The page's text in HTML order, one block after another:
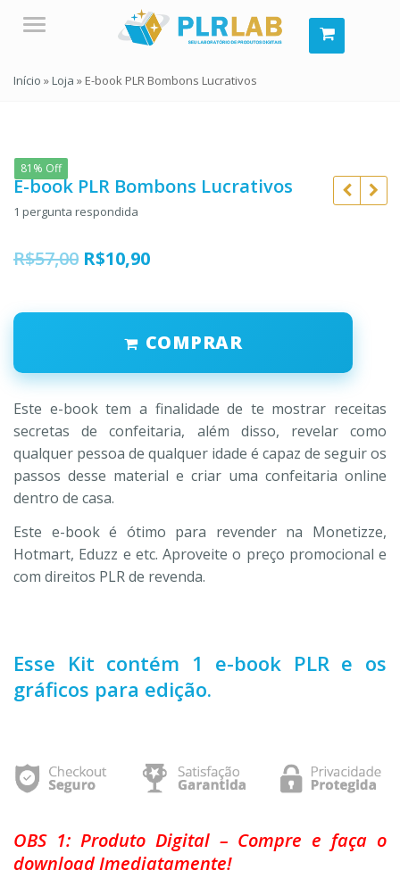
Menu
Início »Loja » E-book PLR Bombons Lucrativos
81% Off
E-book PLR Bombons Lucrativos
1 pergunta respondida
R$57,00 O
original
R$57,00.
R$10,90O
atual
é:
R$10,90.
COMPRAR
Este e-book tem a finalidade de te mostrar receitas
secretas de confeitaria, além disso, revelar como
qualquer pessoa de qualquer idade é capaz de seguir os
passos desse material e criar uma confeitaria online
dentro de casa.
Este e-book é ótimo para revender na Monetizze,
Hotmart, Eduzz e etc. Aproveite o preço promocional e
com direitos PLR de revenda.
Esse Kit contém 1 e-book PLR e os
gráficos para edição.
OBS 1: Produto Digital – Compre e faça o
download Imediatamente!